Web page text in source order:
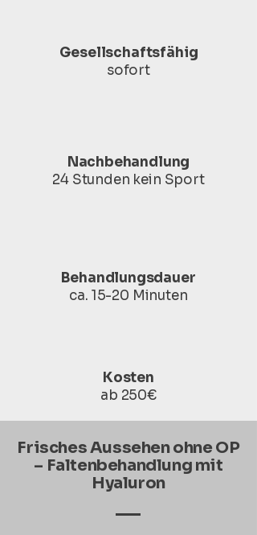
Gesellschaftsfähig
sofort
Nachbehandlung
24 Stunden kein Sport
Behandlungsdauer
ca. 15-20 Minuten
Kosten
ab 250€
Frisches Aussehen ohne OP
– Faltenbehandlung mit
Hyaluron